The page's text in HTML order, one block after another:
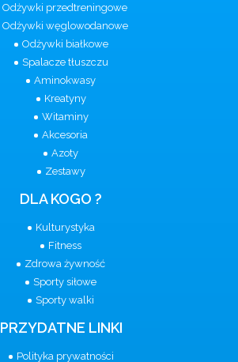
Odżywki przedtreningowe
Odżywki węglowodanowe
Odżywki białkowe
Spalacze tłuszczu
Aminokwasy
Kreatyny
Witaminy
Akcesoria
Azoty
Zestawy
DLA KOGO ?
Kulturystyka
Fitness
Zdrowa żywność
Sporty siłowe
Sporty walki
PRZYDATNE LINKI
Polityka prywatności